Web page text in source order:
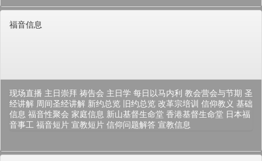
福音信息
现场直播 主日崇拜 祷告会 主日学 每日以马内利 教会营会与节期 圣
经讲解 周间圣经讲解 新约总览 旧约总览 改革宗培训 信仰教义 基础
信息 福音性聚会 家庭信息 新山基督生命堂 香港基督生命堂 日本福
音事工 福音短片 宣教短片 信仰问题解答 宣教信息